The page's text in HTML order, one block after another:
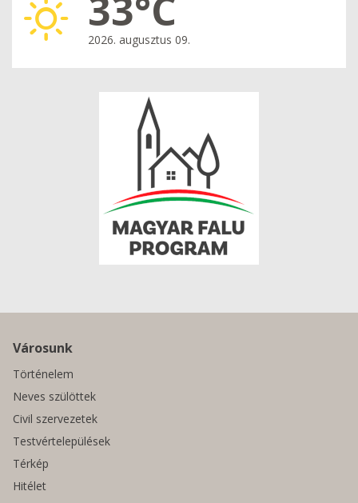
2026. augusztus 09.
Városunk
Történelem
Neves szülöttek
Civil szervezetek
Testvértelepülések
Térkép
Hitélet